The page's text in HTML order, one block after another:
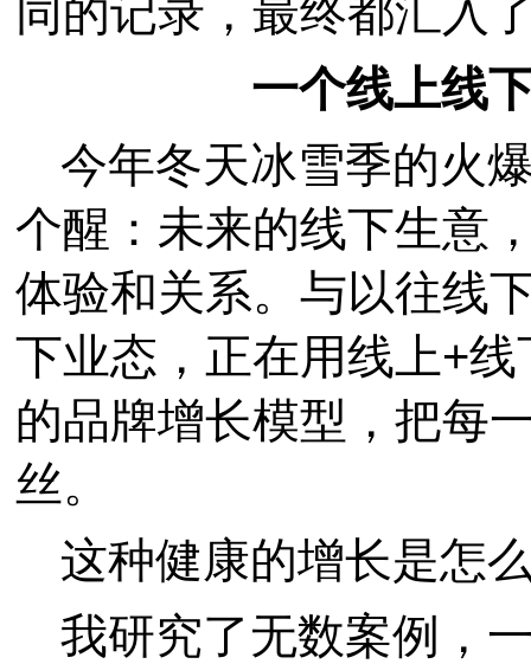
同的记录，最终都汇入
一个线上线
今年冬天冰雪季的火
个醒：未来的线下生意
体验和关系。与以往线
下业态，正在用线上+
的品牌增长模型，把每
丝。
这种健康的增长是怎
我研究了无数案例，